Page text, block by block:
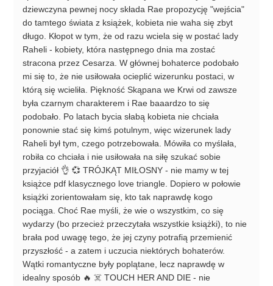
dziewczyna pewnej nocy składa Rae propozycję "wejścia"
do tamtego świata z książek, kobieta nie waha się zbyt
długo. Kłopot w tym, że od razu wciela się w postać lady
Raheli - kobiety, która następnego dnia ma zostać
stracona przez Cesarza. W głównej bohaterce podobało
mi się to, że nie usiłowała ocieplić wizerunku postaci, w
którą się wcieliła. Piękność Skąpana we Krwi od zawsze
była czarnym charakterem i Rae baaardzo to się
podobało. Po latach bycia słabą kobieta nie chciała
ponownie stać się kimś potulnym, więc wizerunek lady
Raheli był tym, czego potrzebowała. Mówiła co myślała,
robiła co chciała i nie usiłowała na siłę szukać sobie
przyjaciół 👌 💞 TRÓJKĄT MIŁOSNY - nie mamy w tej
książce pdf klasycznego love triangle. Dopiero w połowie
książki zorientowałam się, kto tak naprawdę kogo
pociąga. Choć Rae myśli, że wie o wszystkim, co się
wydarzy (bo przecież przeczytała wszystkie książki), to nie
brała pod uwagę tego, że jej czyny potrafią przemienić
przyszłość - a zatem i uczucia niektórych bohaterów.
Wątki romantyczne były poplątane, lecz naprawdę w
idealny sposób 🔥 ☠️ TOUCH HER AND DIE - nie